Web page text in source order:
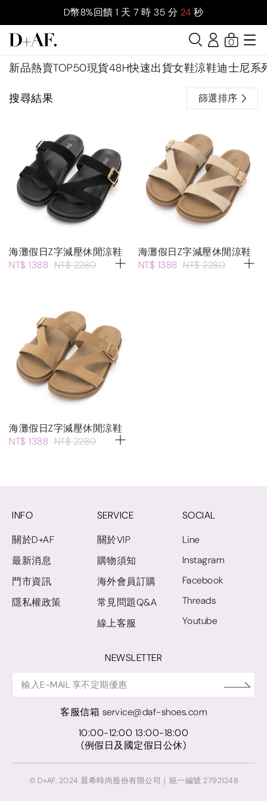
D幣8%回饋 1 天 7 時 35 分 24 秒
新品熱賣TOP50現貨48H快速出貨女鞋涼鞋迪士尼系
0
搜尋結果 篩選排序
海灘假日Z字減壓休閒涼鞋
NT$ 1388 NT$ 2280
海灘假日Z字減壓休閒涼鞋
NT$ 1388 NT$ 2280
海灘假日Z字減壓休閒涼鞋
NT$ 1388 NT$ 2280
INFO
關於D+AF
最新消息
門市資訊
隱私權政策
SERVICE
關於VIP
購物須知
海外會員訂購
常見問題Q&A
線上客服
SOCIAL
Line
Instagram
Facebook
Threads
Youtube
NEWSLETTER
客服信箱 service@daf-shoes.com
10:00-12:00 13:00-18:00
(例假日及國定假日公休)
© D+AF. 2024 晨希時尚股份有限公司｜統一編號 27921248